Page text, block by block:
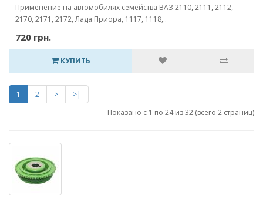
Применение на автомобилях семейства ВАЗ 2110, 2111, 2112,
2170, 2171, 2172, Лада Приора, 1117, 1118,..
720 грн.
КУПИТЬ
1 2 >
>|
Показано с 1 по 24 из 32 (всего 2 страниц)